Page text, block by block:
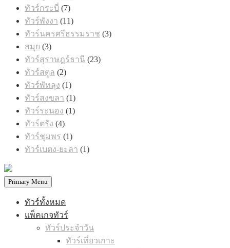
ทัวร์กระบี่ 77
สินค้า
ทัวร์พังงา 1111
ทัวร์นครศรีธรรมราช 33
สมุย 33
สินค้า
ทัวร์สุราษฎร์ธานี 2323
ทัวร์สตูล 22
สินค้า
ทัวร์พัทลุง 11
สินค้า
ทัวร์สงขลา 11
สินค้า
ทัวร์ระนอง 11
ทัวร์ตรัง 44
สินค้า
ทัวร์ชุมพร 11
สินค้า
ทัวร์เบตง-ยะลา 11
Primary Menu
ทัวร์ทั้งหมด
แพ็คเกจทัวร์
ทัวร์ประจำวัน
ทัวร์เที่ยวเกาะ